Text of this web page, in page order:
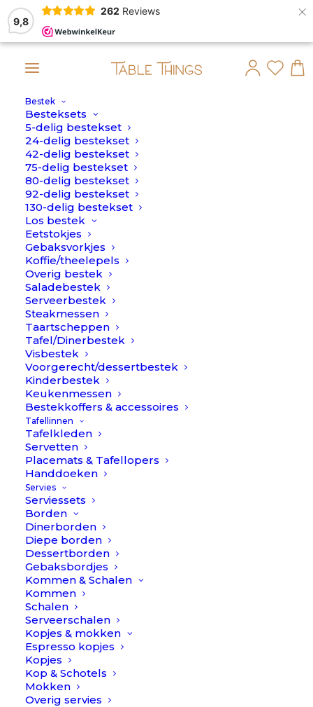
9,8
262 Reviews ×
Bestek
Besteksets
5-delig bestekset
24-delig bestekset
42-delig bestekset
75-delig bestekset
80-delig bestekset
92-delig bestekset
130-delig bestekset
Los bestek
Eetstokjes
Gebaksvorkjes
Koffie/theelepels
Overig bestek
Saladebestek
Serveerbestek
Steakmessen
Taartscheppen
Tafel/Dinerbestek
Visbestek
Voorgerecht/dessertbestek
Kinderbestek
Keukenmessen
Bestekkoffers & accessoires
Tafellinnen
Tafelkleden
Servetten
Placemats & Tafellopers
Handdoeken
Servies
Serviessets
Borden
Dinerborden
Diepe borden
Dessertborden
Gebaksbordjes
Kommen & Schalen
Kommen
Schalen
Serveerschalen
Kopjes & mokken
Espresso kopjes
Kopjes
Kop & Schotels
Mokken
Overig servies
10 Augustus verstuurd.
Porcelino Diep bord – Wit //
Pomax
Item
Heerlijk diep bord en veelzijdig te gebruiken voor soep,
salade, pasta.. eigenlijk alles wel!
DIA 21,0 x H 6,0 cm.
Porcelino
Pomax
aantal
TOEVOEGEN AAN WINKELWAGEN